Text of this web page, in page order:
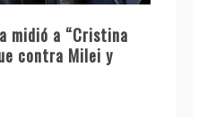
midió a “Cristina
contra Milei y